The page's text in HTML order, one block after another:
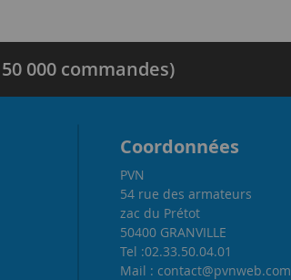
000 commandes)
Coordonnées
PVN
54 rue des armateurs
zac du Prétot
50400 GRANVILLE
Tel :02.33.50.04.01
Mail : contact@pvnweb.com